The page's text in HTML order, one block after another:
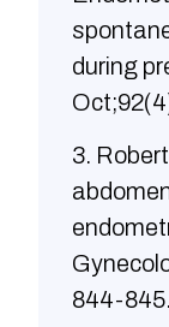
during
3.
844-845.